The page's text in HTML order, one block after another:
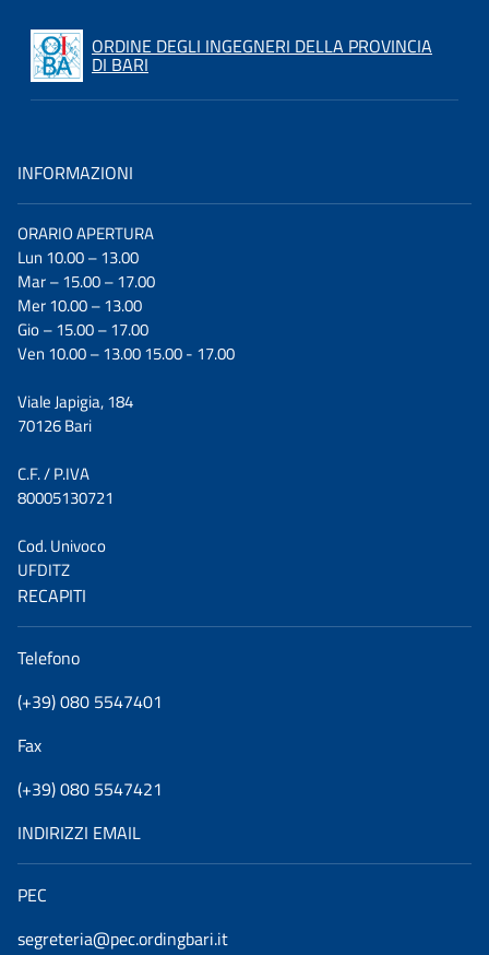
ORDINE DEGLI INGEGNERI DELLA PROVINCIA
DI BARI
INFORMAZIONI
ORARIO APERTURA
Lun 10.00 – 13.00
Mar – 15.00 – 17.00
Mer 10.00 – 13.00
Gio – 15.00 – 17.00
Ven 10.00 – 13.00 15.00 - 17.00
Viale Japigia, 184
70126 Bari
C.F. / P.IVA
80005130721
Cod. Univoco
UFDITZ
RECAPITI
Telefono
(+39) 080 5547401
Fax
(+39) 080 5547421
INDIRIZZI EMAIL
PEC
segreteria@pec.ordingbari.it